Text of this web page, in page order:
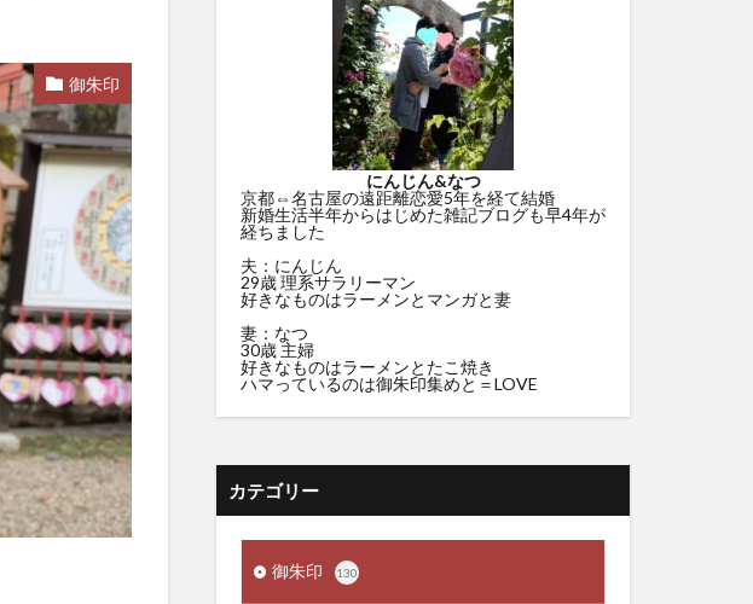
御朱印
にんじん&なつ
京都⇔名古屋の遠距離恋愛5年を経て結婚
新婚生活半年からはじめた雑記ブログも早4年が
経ちました
夫：にんじん
29歳 理系サラリーマン
好きなものはラーメンとマンガと妻
妻：なつ
30歳 主婦
好きなものはラーメンとたこ焼き
ハマっているのは御朱印集めと＝LOVE
カテゴリー
御朱印 130